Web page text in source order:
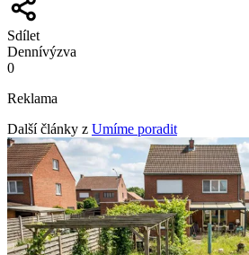
Sdílet
Dennívýzva
0
Reklama
Další články z Umíme poradit